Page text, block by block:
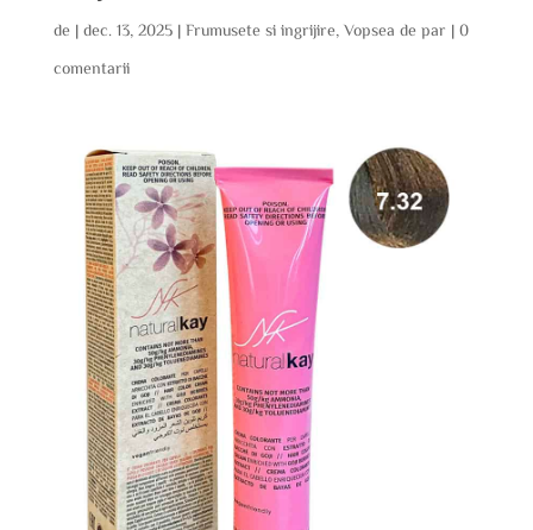
de | dec. 13, 2025| Frumusete si ingrijire, Vopsea de par | 0
comentarii